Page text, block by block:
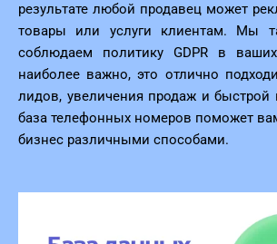
результате любой продавец может
товары или услуги клиентам. Мы
соблюдаем политику GDPR в
наиболее важно, это отлично
лидов, увеличения продаж и
база телефонных номеров поможет
бизнес различными способами.